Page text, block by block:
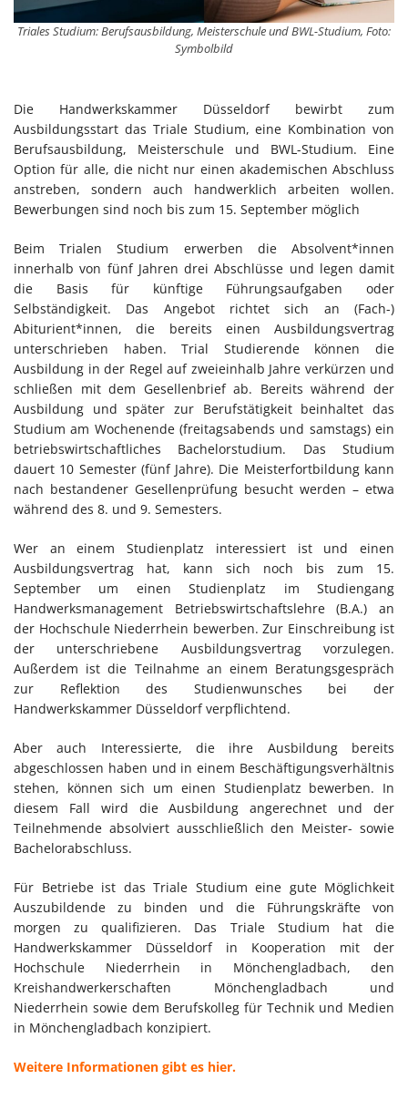
Triales Studium: Berufsausbildung, Meisterschule und BWL-Studium, Foto:
Symbolbild
Die Handwerkskammer Düsseldorf bewirbt zum
Ausbildungsstart das Triale Studium, eine Kombination von
Berufsausbildung, Meisterschule und BWL-Studium. Eine
Option für alle, die nicht nur einen akademischen Abschluss
anstreben, sondern auch handwerklich arbeiten wollen.
Bewerbungen sind noch bis zum 15. September möglich
Beim Trialen Studium erwerben die Absolvent*innen
innerhalb von fünf Jahren drei Abschlüsse und legen damit
die Basis für künftige Führungsaufgaben oder
Selbständigkeit. Das Angebot richtet sich an (Fach-)
Abiturient*innen, die bereits einen Ausbildungsvertrag
unterschrieben haben. Trial Studierende können die
Ausbildung in der Regel auf zweieinhalb Jahre verkürzen und
schließen mit dem Gesellenbrief ab. Bereits während der
Ausbildung und später zur Berufstätigkeit beinhaltet das
Studium am Wochenende (freitagsabends und samstags) ein
betriebswirtschaftliches Bachelorstudium. Das Studium
dauert 10 Semester (fünf Jahre). Die Meisterfortbildung kann
nach bestandener Gesellenprüfung besucht werden – etwa
während des 8. und 9. Semesters.
Wer an einem Studienplatz interessiert ist und einen
Ausbildungsvertrag hat, kann sich noch bis zum 15.
September um einen Studienplatz im Studiengang
Handwerksmanagement Betriebswirtschaftslehre (B.A.) an
der Hochschule Niederrhein bewerben. Zur Einschreibung ist
der unterschriebene Ausbildungsvertrag vorzulegen.
Außerdem ist die Teilnahme an einem Beratungsgespräch
zur Reflektion des Studienwunsches bei der
Handwerkskammer Düsseldorf verpflichtend.
Aber auch Interessierte, die ihre Ausbildung bereits
abgeschlossen haben und in einem Beschäftigungsverhältnis
stehen, können sich um einen Studienplatz bewerben. In
diesem Fall wird die Ausbildung angerechnet und der
Teilnehmende absolviert ausschließlich den Meister- sowie
Bachelorabschluss.
Für Betriebe ist das Triale Studium eine gute Möglichkeit
Auszubildende zu binden und die Führungskräfte von
morgen zu qualifizieren. Das Triale Studium hat die
Handwerkskammer Düsseldorf in Kooperation mit der
Hochschule Niederrhein in Mönchengladbach, den
Kreishandwerkerschaften Mönchengladbach und
Niederrhein sowie dem Berufskolleg für Technik und Medien
in Mönchengladbach konzipiert.
Weitere Informationen gibt es hier.